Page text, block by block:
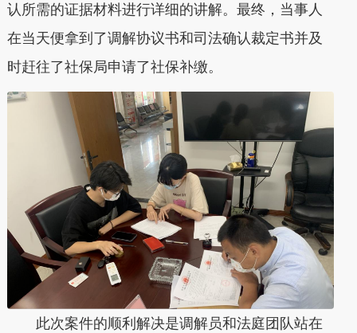
认所需的证据材料进行详细的讲解。最终，当事人
在当天便拿到了调解协议书和司法确认裁定书并及
时赶往了社保局申请了社保补缴。
此次案件的顺利解决是调解员和法庭团队站在